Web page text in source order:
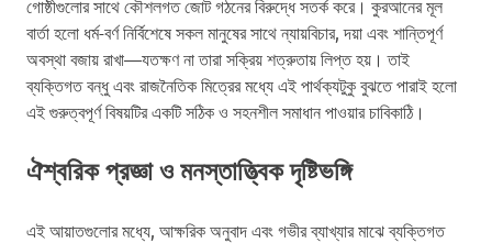
গোষ্ঠীগুলোর সাথে কৌশলগত জোট গঠনের বিরুদ্ধে সতর্ক করে। কুরআনের মূল
বার্তা হলো ধর্ম-বর্ণ নির্বিশেষে সকল মানুষের সাথে ন্যায়বিচার, দয়া এবং শান্তিপূর্ণ
অবস্থা বজায় রাখা—যতক্ষণ না তারা সক্রিয় শত্রুতায় লিপ্ত হয়। তাই
ব্যক্তিগত বন্ধু এবং রাজনৈতিক মিত্রের মধ্যে এই পার্থক্যটুকু বুঝতে পারাই হলো
এই গুরুত্বপূর্ণ বিষয়টির একটি সঠিক ও সহনশীল সমাধান পাওয়ার চাবিকাঠি।
ঐশ্বরিক প্রজ্ঞা ও মনস্তাত্ত্বিক দৃষ্টিভঙ্গি
এই আয়াতগুলোর মধ্যে, আক্ষরিক অনুবাদ এবং গভীর ব্যাখ্যার মাঝে ব্যক্তিগত